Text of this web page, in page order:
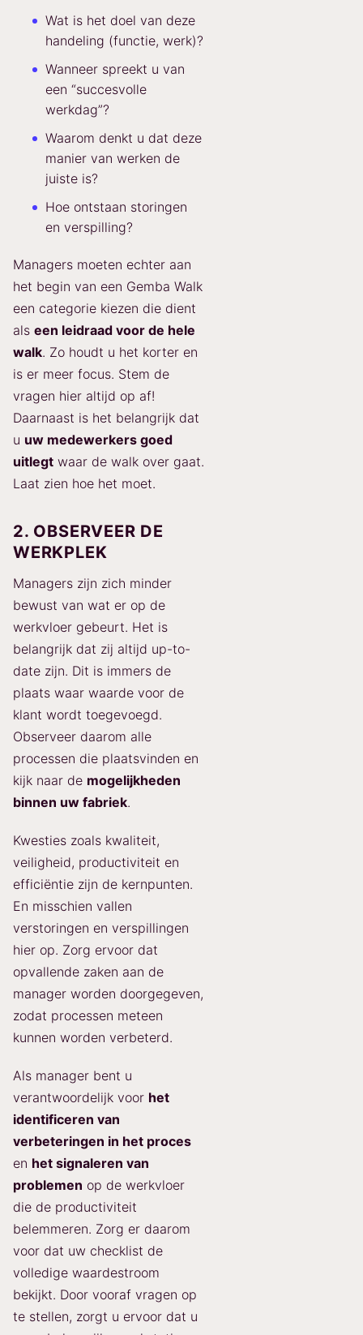
Wat is het doel van deze
handeling (functie, werk)?
Wanneer spreekt u van
een “succesvolle
werkdag”?
Waarom denkt u dat deze
manier van werken de
juiste is?
Hoe ontstaan storingen
en verspilling?
Managers moeten echter aan
het begin van een Gemba Walk
een categorie kiezen die dient
als een leidraad voor de hele
walk. Zo houdt u het korter en
is er meer focus. Stem de
vragen hier altijd op af!
Daarnaast is het belangrijk dat
u uw medewerkers goed
uitlegt waar de walk over gaat.
Laat zien hoe het moet.
2. OBSERVEER DE
WERKPLEK
Managers zijn zich minder
bewust van wat er op de
werkvloer gebeurt. Het is
belangrijk dat zij altijd up-to-
date zijn. Dit is immers de
plaats waar waarde voor de
klant wordt toegevoegd.
Observeer daarom alle
processen die plaatsvinden en
kijk naar de mogelijkheden
binnen uw fabriek.
Kwesties zoals kwaliteit,
veiligheid, productiviteit en
efficiëntie zijn de kernpunten.
En misschien vallen
verstoringen en verspillingen
hier op. Zorg ervoor dat
opvallende zaken aan de
manager worden doorgegeven,
zodat processen meteen
kunnen worden verbeterd.
Als manager bent u
verantwoordelijk voor het
identificeren van
verbeteringen in het proces
en het signaleren van
problemen op de werkvloer
die de productiviteit
belemmeren. Zorg er daarom
voor dat uw checklist de
volledige waardestroom
bekijkt. Door vooraf vragen op
te stellen, zorgt u ervoor dat u